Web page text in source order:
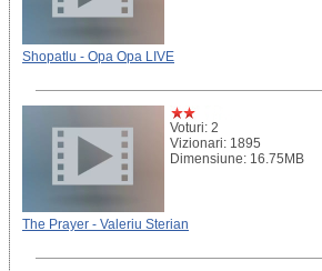
Shopatlu - Opa Opa LIVE
Voturi: 2
Vizionari: 1895
Dimensiune: 16.75MB
The Prayer - Valeriu Sterian